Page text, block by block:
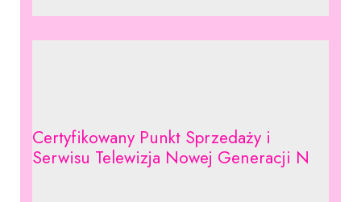
Certyfikowany Punkt Sprzedaży i
Serwisu Telewizja Nowej Generacji N